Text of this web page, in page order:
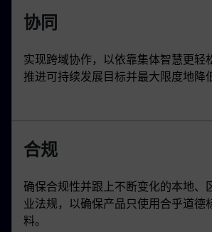
协同
实现跨域协作，以依靠集体智慧更轻
推进可持续发展目标并最大限度地降
合规
确保合规性并跟上不断变化的本地、
业法规，以确保产品只使用合乎道德
料。